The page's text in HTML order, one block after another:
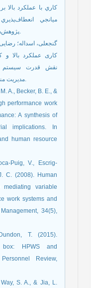
كاري با عملكرد
ميانجي
پژوهش‌هاي مديريتي، 1(3)، 163-145.
کاری عملکرد بالا و
نقش قدرت سیستم
مدیریت منابع سازمانی، 5(4)، 223-203.
A., Becker, B. E., &
performance work
A synthesis of
implications. In
human resource
Puig, V., Escrig-
C. (2008). Human
variable
work systems and
34(5),
T. (2015).
HPWS and
Review,
S. A., & Jia, L.